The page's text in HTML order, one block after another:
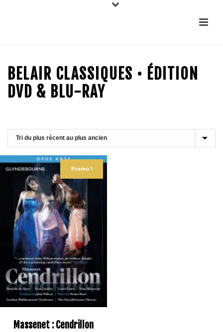
BELAIR CLASSIQUES • ÉDITION
DVD & BLU-RAY
Promo !
Massenet : Cendrillon